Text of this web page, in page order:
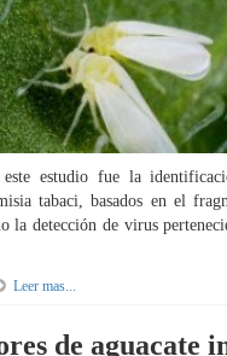
estudio fue la
tabaci, basados en el
la detección de virus
Leer mas...
de aguacate